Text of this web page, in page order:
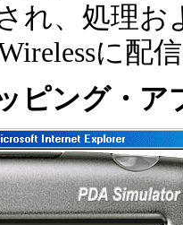
れ、処理
に配
ピング・